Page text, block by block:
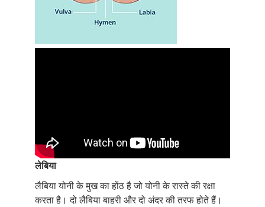
लेबिया
लैबिया योनी के मुख का होंठ है जो योनी के रास्ते की रक्षा
करता है। दो लैबिया बाहरी और दो अंदर की तरफ होते हैं।